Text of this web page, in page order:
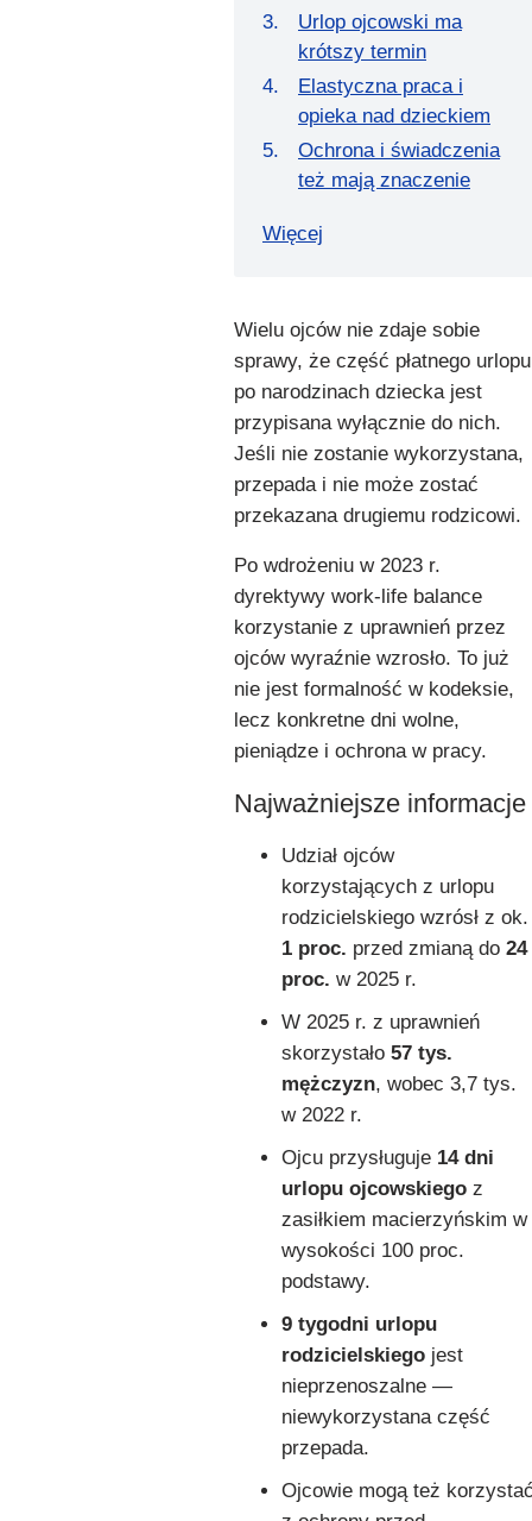
Urlop ojcowski ma
krótszy termin
Elastyczna praca i
opieka nad dzieckiem
Ochrona i świadczenia
też mają znaczenie
Więcej
Wielu ojców nie zdaje sobie
sprawy, że część płatnego urlopu
po narodzinach dziecka jest
przypisana wyłącznie do nich.
Jeśli nie zostanie wykorzystana,
przepada i nie może zostać
przekazana drugiemu rodzicowi.
Po wdrożeniu w 2023 r.
dyrektywy work-life balance
korzystanie z uprawnień przez
ojców wyraźnie wzrosło. To już
nie jest formalność w kodeksie,
lecz konkretne dni wolne,
pieniądze i ochrona w pracy.
Najważniejsze informacje
Udział ojców
korzystających z urlopu
rodzicielskiego wzrósł z ok.
1 proc. przed zmianą do 24
proc. w 2025 r.
W 2025 r. z uprawnień
skorzystało 57 tys.
mężczyzn, wobec 3,7 tys.
w 2022 r.
Ojcu przysługuje 14 dni
urlopu ojcowskiego z
zasiłkiem macierzyńskim w
wysokości 100 proc.
podstawy.
9 tygodni urlopu
rodzicielskiego jest
nieprzenoszalne —
niewykorzystana część
przepada.
Ojcowie mogą też